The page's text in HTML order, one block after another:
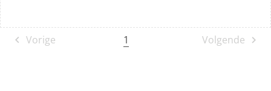
Vorige 1 Volgende